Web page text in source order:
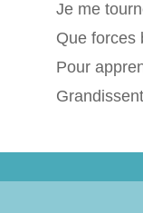
Je me
Que forces
Pour